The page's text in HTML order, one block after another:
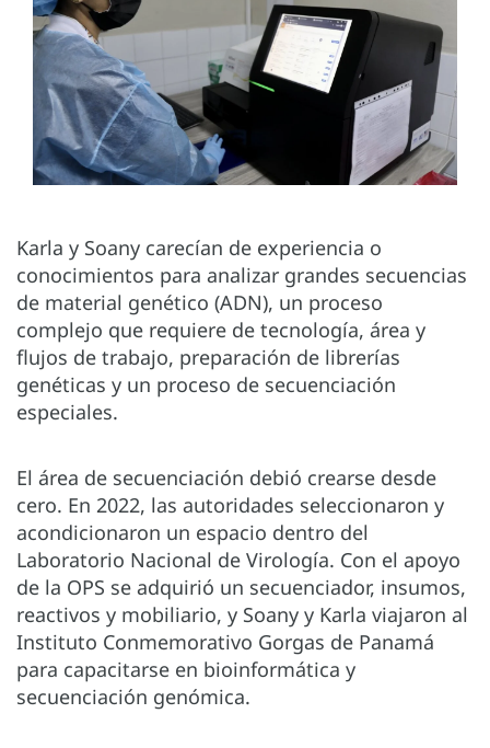
Karla y Soany carecían de experiencia o
conocimientos para analizar grandes secuencias
de material genético (ADN), un proceso
complejo que requiere de tecnología, área y
flujos de trabajo, preparación de librerías
genéticas y un proceso de secuenciación
especiales.
El área de secuenciación debió crearse desde
cero. En 2022, las autoridades seleccionaron y
acondicionaron un espacio dentro del
Laboratorio Nacional de Virología. Con el apoyo
de la OPS se adquirió un secuenciador, insumos,
reactivos y mobiliario, y Soany y Karla viajaron al
Instituto Conmemorativo Gorgas de Panamá
para capacitarse en bioinformática y
secuenciación genómica.